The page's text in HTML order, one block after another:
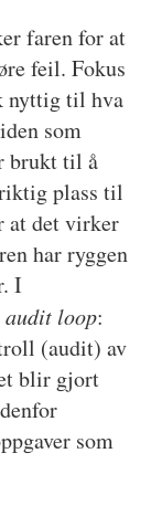
faren for at
feil. Fokus
nyttig til hva
som
brukt til å
plass til
at det virker
har ryggen
I
audit loop:
(audit) av
blir gjort
som